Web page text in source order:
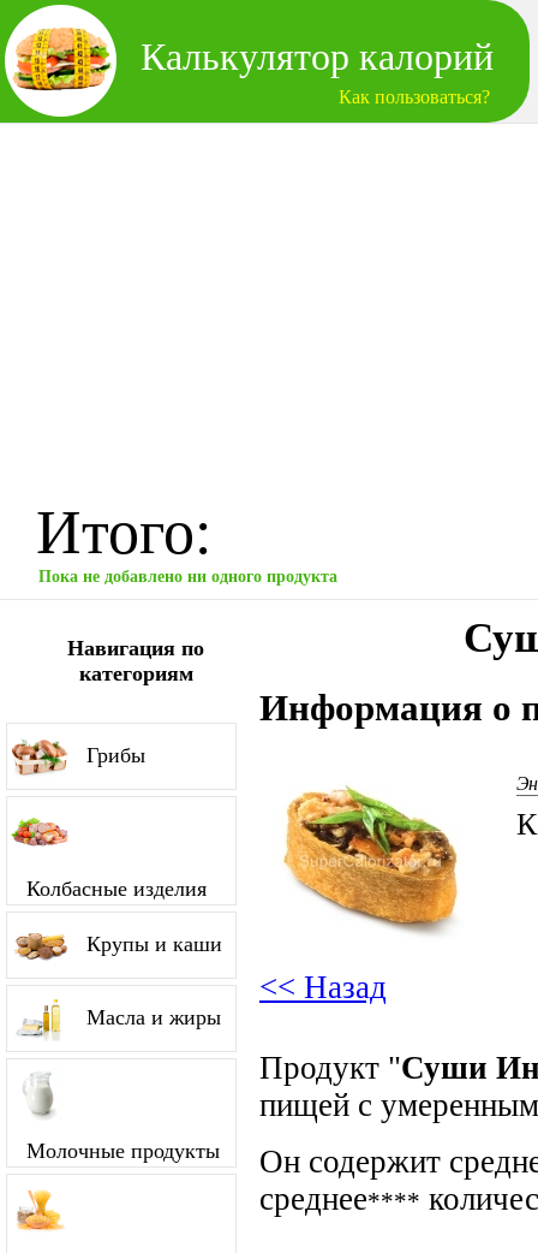
Калькулятор калорий
Как пользоваться?
Итого:
Пока не добавлено ни одного продукта
Навигация по
категориям
Грибы
Колбасные изделия
Крупы и каши
Масла и жиры
Молочные продукты
Информация о
<< Назад
Продукт "Суши
пищей с умеренным
Он содержит
среднее****